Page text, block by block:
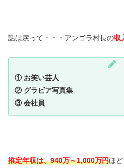
話は戻って・・・アンゴラ村長の収
① お笑い芸人
② グラビア写真集
③ 会社員
推定年収は、940万～1,000万円ほ